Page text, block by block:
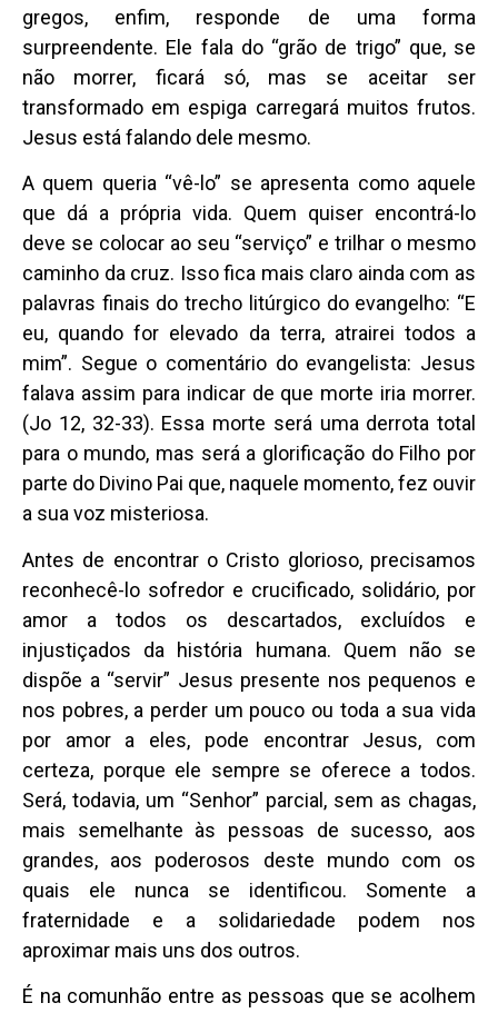
gregos, enfim, responde de uma forma
surpreendente. Ele fala do “grão de trigo” que, se
não morrer, ficará só, mas se aceitar ser
transformado em espiga carregará muitos frutos.
Jesus está falando dele mesmo.
A quem queria “vê-lo” se apresenta como aquele
que dá a própria vida. Quem quiser encontrá-lo
deve se colocar ao seu “serviço” e trilhar o mesmo
caminho da cruz. Isso fica mais claro ainda com as
palavras finais do trecho litúrgico do evangelho: “E
eu, quando for elevado da terra, atrairei todos a
mim”. Segue o comentário do evangelista: Jesus
falava assim para indicar de que morte iria morrer.
(Jo 12, 32-33). Essa morte será uma derrota total
para o mundo, mas será a glorificação do Filho por
parte do Divino Pai que, naquele momento, fez ouvir
a sua voz misteriosa.
Antes de encontrar o Cristo glorioso, precisamos
reconhecê-lo sofredor e crucificado, solidário, por
amor a todos os descartados, excluídos e
injustiçados da história humana. Quem não se
dispõe a “servir” Jesus presente nos pequenos e
nos pobres, a perder um pouco ou toda a sua vida
por amor a eles, pode encontrar Jesus, com
certeza, porque ele sempre se oferece a todos.
Será, todavia, um “Senhor” parcial, sem as chagas,
mais semelhante às pessoas de sucesso, aos
grandes, aos poderosos deste mundo com os
quais ele nunca se identificou. Somente a
fraternidade e a solidariedade podem nos
aproximar mais uns dos outros.
É na comunhão entre as pessoas que se acolhem